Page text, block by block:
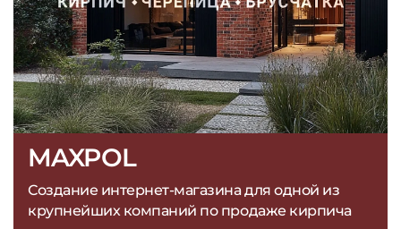
MAXPOL
Создание интернет-магазина для одной из
крупнейших компаний по продаже кирпича